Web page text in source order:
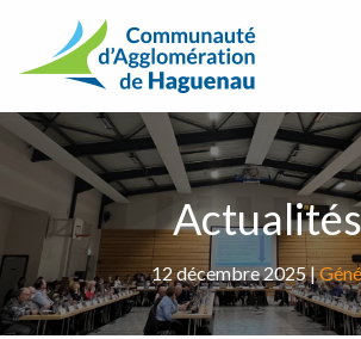
Actualités
12 décembre 2025 |